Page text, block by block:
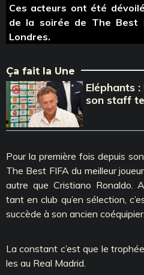
Ces acteurs ont été
de la soirée de The Best
Londres.
Ça fait la Une
Eléphants
son staff
Pour la première fois depuis
The Best FIFA du meilleur
autre que Cristiano Ronaldo.
tant en club qu’en sélection,
succède à son ancien coéquipier.
La constant c’est que le
les au Real Madrid.